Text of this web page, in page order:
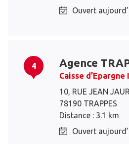
Ouvert
4 Agence
Caisse
10, RUE JEAN
78190 TRAPPES
Distance : 3.1 km
Ouvert